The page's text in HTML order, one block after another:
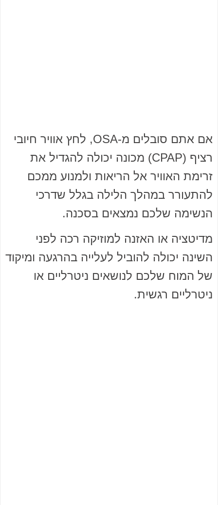
אם אתם סובלים מ-OSA, לחץ אוויר חיובי
רציף (CPAP) מכונה יכולה להגדיל את
זרימת האוויר אל הריאות ולמנוע ממכם
להתעורר במהלך הלילה בגלל שדרכי
הנשימה שלכם נמצאים בסכנה.
מדיטציה או האזנה למוזיקה רכה לפני
השינה יכולה להוביל לעלייה בהרגעה ומיקוד
של המוח שלכם לנושאים ניטרליים או
ניטרליים רגשית.